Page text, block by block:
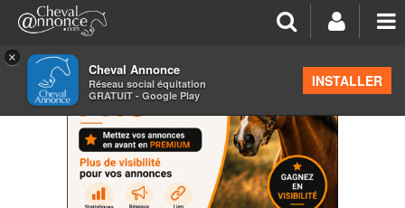
×
Cheval Annonce
Réseau social équitation
GRATUIT - Google Play
INSTALLER